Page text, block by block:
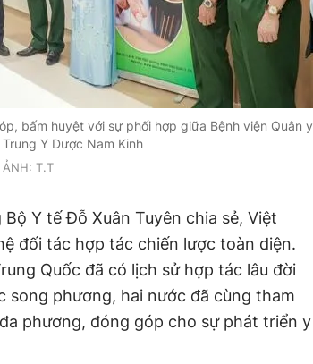
bấm huyệt với sự phối hợp giữa Bệnh viện Quân y
Y Dược Nam Kinh
ẢNH: T.T
Y tế Đỗ Xuân Tuyên chia sẻ, Việt
đối tác hợp tác chiến lược toàn diện.
Quốc đã có lịch sử hợp tác lâu đời
song phương, hai nước đã cùng tham
phương, đóng góp cho sự phát triển y